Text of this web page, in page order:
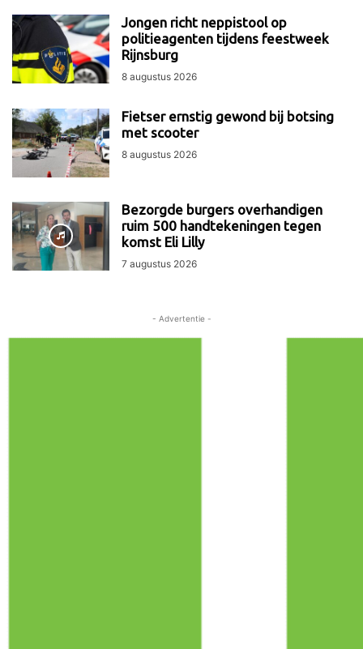
Jongen richt neppistool op
politieagenten tijdens feestweek
Rijnsburg
8 augustus 2026
Fietser ernstig gewond bij botsing
met scooter
8 augustus 2026
Bezorgde burgers overhandigen
ruim 500 handtekeningen tegen
komst Eli Lilly
7 augustus 2026
- Advertentie -